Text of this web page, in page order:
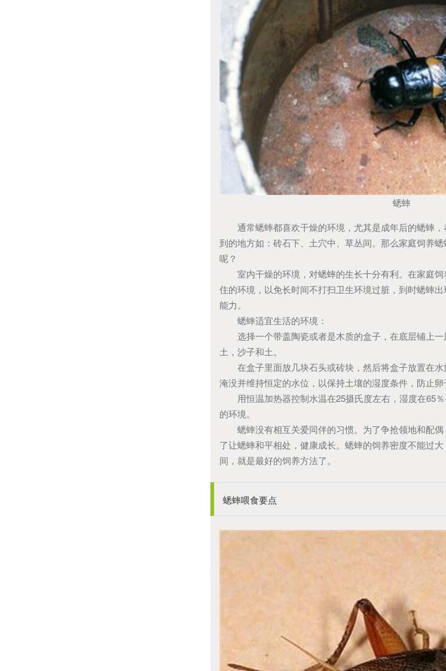
蟋蟀
通常蟋蟀都喜欢干燥的环境，尤其是成年后的蟋蟀，
到的地方如：砖石下、土穴中、草丛间。那么家庭饲养
呢？
室内干燥的环境，对蟋蟀的生长十分有利。在家庭饲
住的环境，以免长时间不打扫卫生环境过脏，到时蟋蟀
能力。
蟋蟀适宜生活的环境：
选择一个带盖陶瓷或者是木质的盒子，在底层铺上一
土，沙子和土。
在盒子里面放几块石头或砖块，然后将盒子放置在水
淹没并维持恒定的水位，以保持土壤的湿度条件，防止卵
用恒温加热器控制水温在25摄氏度左右，湿度在65％
的环境。
蟋蟀没有相互关爱同伴的习惯。为了争抢领地和配偶
了让蟋蟀和平相处，健康成长。蟋蟀的饲养密度不能过
间，就是最好的饲养方法了。
蟋蟀喂食要点